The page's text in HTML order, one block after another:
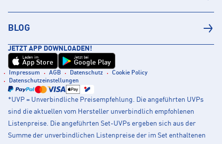
BLOG
JETZT APP DOWNLOADEN!
Laden im
App Store
Jetzt bei
Google Play
Impressum AGB Datenschutz
Cookie Policy
Datenschutzeinstellungen
*UVP = Unverbindliche Preisempfehlung. Die angeführten UVPs
sind die aktuellen vom Hersteller unverbindlich empfohlenen
Listenpreise. Die angeführten Set-UVPs ergeben sich aus der
Summe der unverbindlichen Listenpreise der im Set enthaltenen